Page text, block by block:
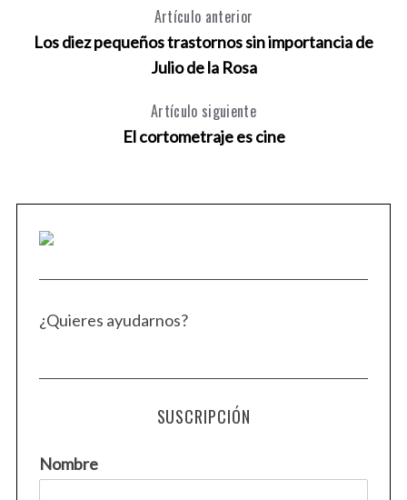
Artículo anterior
Los diez pequeños trastornos sin importancia de
Julio de la Rosa
Artículo siguiente
El cortometraje es cine
¿Quieres ayudarnos?
SUSCRIPCIÓN
Nombre